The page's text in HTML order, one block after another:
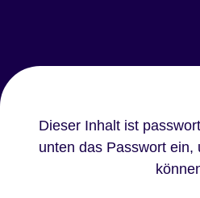
Dieser Inhalt ist
unten das Passwort ein,